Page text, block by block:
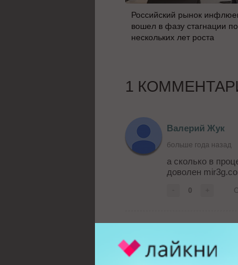
Российский рынок
вошел в фазу стагнации
нескольких лет роста
1
Валерий Жук
больше года назад
а сколько в
доволен
0